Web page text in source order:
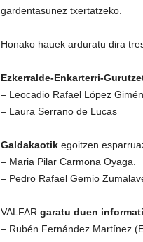
gardentasunez txertatzeko.
Honako hauek arduratu dira
Ezkerralde-Enkarterri-
– Leocadio Rafael López
– Laura Serrano de Lucas
Galdakaotikegoitzen
– Maria Pilar Carmona Oyaga.
– Pedro Rafael Gemio
VALFAR garatu duen
– Rubén Fernández Martínez